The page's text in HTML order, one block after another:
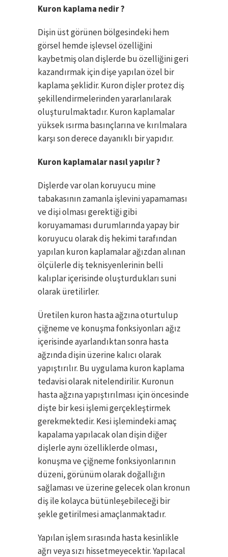
Kuron kaplama nedir ?
Dişin üst görünen bölgesindeki hem
görsel hemde işlevsel özelliğini
kaybetmiş olan dişlerde bu özelliğini geri
kazandırmak için dişe yapılan özel bir
kaplama şeklidir. Kuron dişler protez diş
şekillendirmelerinden yararlanılarak
oluşturulmaktadır. Kuron kaplamalar
yüksek ısırma basınçlarına ve kırılmalara
karşı son derece dayanıklı bir yapıdır.
Kuron kaplamalar nasıl yapılır ?
Dişlerde var olan koruyucu mine
tabakasının zamanla işlevini yapamaması
ve dişi olması gerektiği gibi
koruyamaması durumlarında yapay bir
koruyucu olarak diş hekimi tarafından
yapılan kuron kaplamalar ağızdan alınan
ölçülerle diş teknisyenlerinin belli
kalıplar içerisinde oluşturdukları suni
olarak üretilirler.
Üretilen kuron hasta ağzına oturtulup
çiğneme ve konuşma fonksiyonları ağız
içerisinde ayarlandıktan sonra hasta
ağzında dişin üzerine kalıcı olarak
yapıştırılır. Bu uygulama kuron kaplama
tedavisi olarak nitelendirilir. Kuronun
hasta ağzına yapıştırılması için öncesinde
dişte bir kesi işlemi gerçekleştirmek
gerekmektedir. Kesi işlemindeki amaç
kapalama yapılacak olan dişin diğer
dişlerle aynı özelliklerde olması,
konuşma ve çiğneme fonksiyonlarının
düzeni, görünüm olarak doğallığın
sağlaması ve üzerine gelecek olan kronun
diş ile kolayca bütünleşebileceği bir
şekle getirilmesi amaçlanmaktadır.
Yapılan işlem sırasında hasta kesinlikle
ağrı veya sızı hissetmeyecektir. Yapılacal